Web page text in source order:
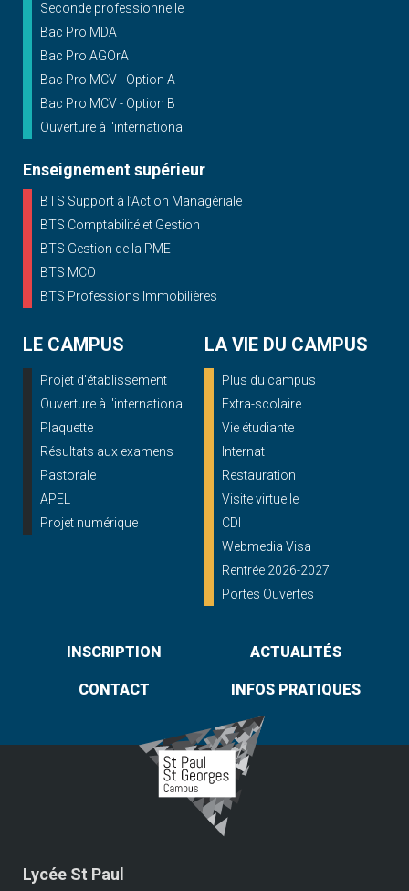
Seconde professionnelle
Bac Pro MDA
Bac Pro AGOrA
Bac Pro MCV - Option A
Bac Pro MCV - Option B
Ouverture à l'international
Enseignement supérieur
BTS Support à l’Action Managériale
BTS Comptabilité et Gestion
BTS Gestion de la PME
BTS MCO
BTS Professions Immobilières
LE CAMPUS
Projet d'établissement
Ouverture à l'international
Plaquette
Résultats aux examens
Pastorale
APEL
Projet numérique
LA VIE DU CAMPUS
Plus du campus
Extra-scolaire
Vie étudiante
Internat
Restauration
Visite virtuelle
CDI
Webmedia Visa
Rentrée 2026-2027
Portes Ouvertes
INSCRIPTION ACTUALITÉS
CONTACT INFOS PRATIQUES
Lycée St Paul